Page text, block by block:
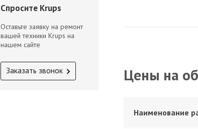
Цены на
Наименование
Спросите Krups
Оставьте заявку на ремонт
вашей техники Krups на
нашем сайте
Заказать звонок